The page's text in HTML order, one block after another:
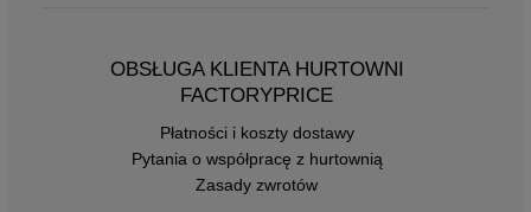
OBSŁUGA KLIENTA HURTOWNI
FACTORYPRICE
Płatności i koszty dostawy
Pytania o współpracę z hurtownią
Zasady zwrotów